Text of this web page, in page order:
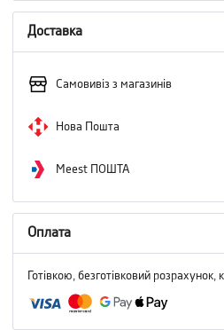
Доставка
Самовивіз з магазинів
Нова Пошта
Meest ПОШТА
Оплата
Готівкою, безготівковий